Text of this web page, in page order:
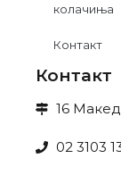
колачиња
Контакт
Контакт
16
02 3103